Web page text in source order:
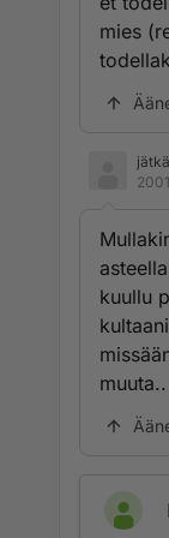
mies
kuullu